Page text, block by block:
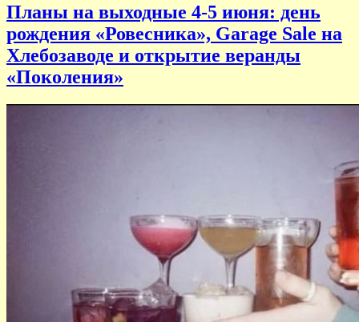
Планы на выходные 4-5 июня: день
рождения «Ровесника», Garage Sale на
Хлебозаводе и открытие веранды
«Поколения»